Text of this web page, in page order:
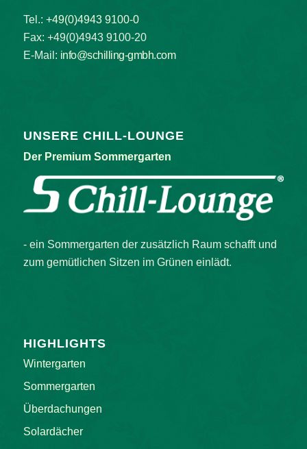
Tel.: +49(0)4943 9100-0
Fax: +49(0)4943 9100-20
E-Mail: info@schilling-gmbh.com
UNSERE CHILL-LOUNGE
Der Premium Sommergarten
- ein Sommergarten der zusätzlich Raum schafft und
zum gemütlichen Sitzen im Grünen einlädt.
HIGHLIGHTS
Wintergarten
Sommergarten
Überdachungen
Solardächer